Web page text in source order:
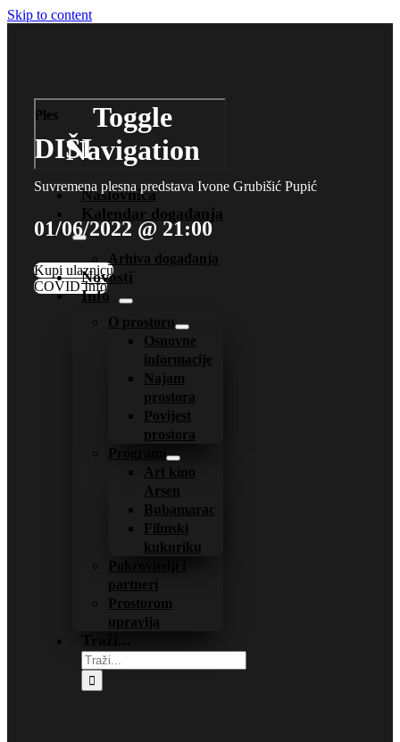
Skip to content
Toggle
Navigation
Naslovnica
Kalendar događanja
Arhiva događanja
Novosti
Info
O prostoru
Osnovne
informacije
Najam
prostora
Povijest
prostora
Programi
Art kino
Arsen
Bubamarac
Filmski
kukuriku
Pokrovitelji i
partneri
Prostorom
upravlja
Ples
DIŠI
Suvremena plesna predstava Ivone Grubišić Pupić
01/06/2022 @ 21:00
Kupi ulaznicu
COVID Info